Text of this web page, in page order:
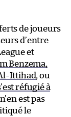
de joueurs
d’entre
et
Benzema,
Ittihad, ou
réfugié à
est pas
le